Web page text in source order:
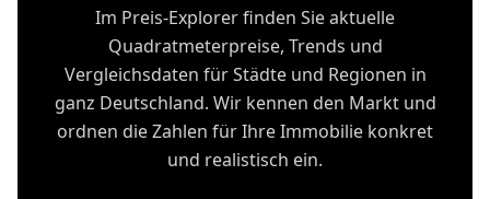
Im Preis-Explorer finden Sie aktuelle
Quadratmeterpreise, Trends und
Vergleichsdaten für Städte und Regionen in
ganz Deutschland. Wir kennen den Markt und
ordnen die Zahlen für Ihre Immobilie konkret
und realistisch ein.